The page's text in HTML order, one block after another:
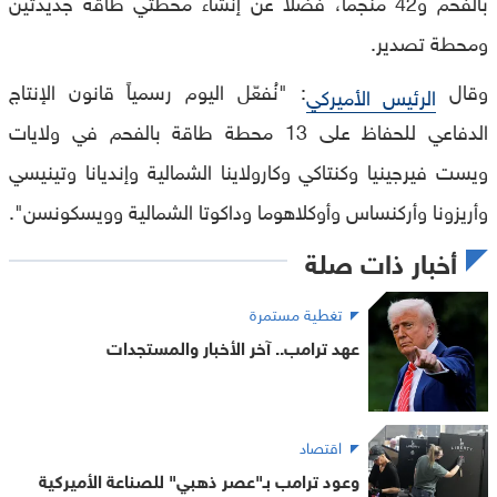
ومحطة تصدير.
وقال الرئيس الأميركي: "نُفعّل اليوم رسمياً قانون الإنتاج
الدفاعي للحفاظ على 13 محطة طاقة بالفحم في ولايات
ويست فيرجينيا وكنتاكي وكارولاينا الشمالية وإنديانا وتينيسي
وأريزونا وأركنساس وأوكلاهوما وداكوتا الشمالية وويسكونسن".
أخبار ذات صلة
تغطية مستمرة
عهد ترامب.. آخر الأخبار والمستجدات
اقتصاد
وعود ترامب بـ"عصر ذهبي" للصناعة الأميركية